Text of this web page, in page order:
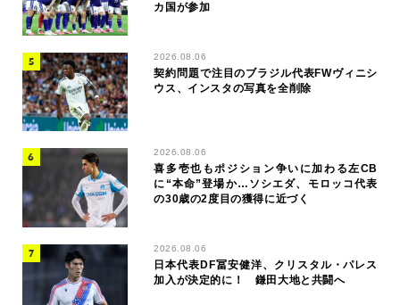
カ国が参加
2026.08.06
契約問題で注目のブラジル代表FWヴィニシ
ウス、インスタの写真を全削除
2026.08.06
喜多壱也もポジション争いに加わる左CB
に“本命”登場か…ソシエダ、モロッコ代表
の30歳の2度目の獲得に近づく
2026.08.06
日本代表DF冨安健洋、クリスタル・パレス
加入が決定的に！ 鎌田大地と共闘へ